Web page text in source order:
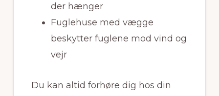
der hænger
Fuglehuse med vægge
beskytter fuglene mod vind og
vejr
Du kan altid forhøre dig hos din